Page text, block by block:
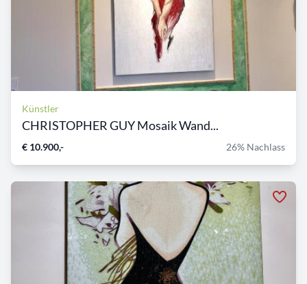
Künstler
CHRISTOPHER GUY Mosaik Wand...
€ 10.900,- 26% Nachlass